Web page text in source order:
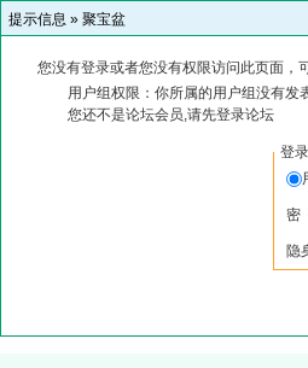
提示信息 » 聚宝盆
您没有登录或者您没有权限访问此页面，
用户组权限：你所属的用户组没有发
您还不是论坛会员,请先登录论坛
登录
密
隐